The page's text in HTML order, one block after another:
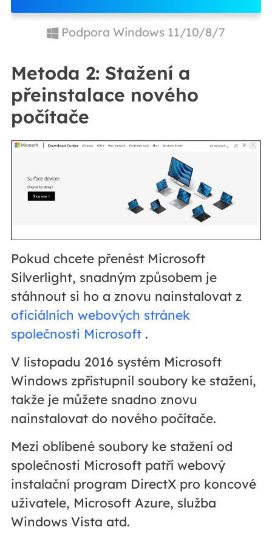
Podpora Windows 11/10/8/7
Metoda 2: Stažení a
přeinstalace nového
počítače
Pokud chcete přenést Microsoft
Silverlight, snadným způsobem je
stáhnout si ho a znovu nainstalovat z
oficiálních webových stránek
společnosti Microsoft.
V listopadu 2016 systém Microsoft
Windows zpřístupnil soubory ke stažení,
takže je můžete snadno znovu
nainstalovat do nového počítače.
Mezi oblíbené soubory ke stažení od
společnosti Microsoft patří webový
instalační program DirectX pro koncové
uživatele, Microsoft Azure, služba
Windows Vista atd.